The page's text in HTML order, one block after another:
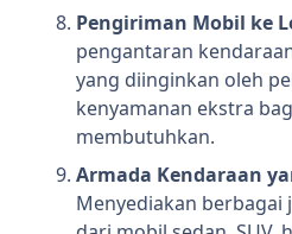
Pengiriman Mobil ke
pengantaran
yang diinginkan oleh
kenyamanan ekstra
membutuhkan.
Armada Kendaraan
Menyediakan berbagai